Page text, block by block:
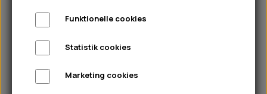
CHICOPEE
HALSBÅND
🍖 SMAGSVARIANTER
🎾 LEGETØJ
TÆNDER, ØRE, ØJE, POTER & NÆSE
🐾 UDSTYR & KOMFORT
HUER OG VANTER
PINEWOOD SALES
NYHEDER
ABONNEMENT
Funktionelle cookies
Statistik cookies
Marketing cookies